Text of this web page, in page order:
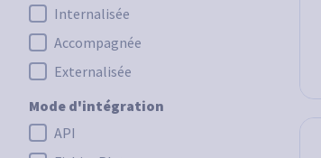
Type de paie
Internalisée
Accompagnée
Externalisée
Mode d'intégration
Mode d'intégration
API